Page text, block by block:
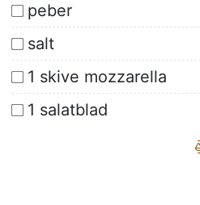
peber
salt
1 skive mozzarella
1 salatblad